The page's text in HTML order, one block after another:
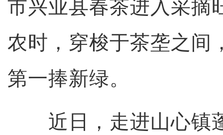
市兴业县春茶进入采摘
农时，穿梭于茶垄之间
第一捧新绿。
近日，走进山心镇